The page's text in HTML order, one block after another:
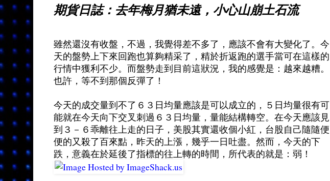
期貨日誌：去年梅月猶未遠，小心山崩土石流
雖然還沒有收盤，不過，我覺得差不多了，應該不會有大變化了。今
天的盤勢上下來回跑也算夠精采了，精於折返跑的選手當可在這樣的
行情中獲利不少。而盤勢走到目前這狀況，我的感覺是：越來越糟。
也許，等不到那個反彈了！
今天的成交量到不了６３日均量應該是可以成立的，５日均量很有可
能就在今天向下交叉刺過６３日均量，量能結構轉空。在今天應該見
到３－６乖離往上走的日子，美股其實還收個小紅，台股自己隨隨便
便的又殺了百來點，昨天的上漲，幾乎一日吐盡。然而，今天的下
跌，意義在於延後了指標的往上轉的時間，所代表的就是：弱！